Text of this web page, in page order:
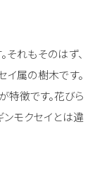
それもそのはず、
イ属の樹木です。
特徴です。花びら
ンモクセイとは違